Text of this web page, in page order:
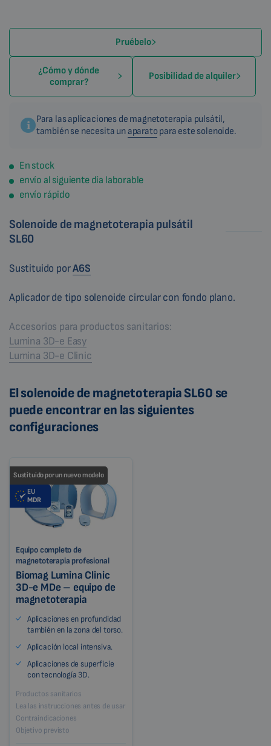
Pruébelo
¿Cómo y dónde
comprar?
Posibilidad de alquiler
Para las aplicaciones de magnetoterapia pulsátil,
también se necesita un aparato para este solenoide.
En stock
envío al siguiente día laborable
envío rápido
Solenoide de magnetoterapia pulsátil
SL60
Sustituido porA6S
Aplicador de tipo solenoide circular con fondo plano.
Accesorios para productos sanitarios:
Lumina 3D-e Easy
Lumina 3D-e Clinic
El solenoide de magnetoterapia SL60 se
puede encontrar en las siguientes
configuraciones
Sustituido por un nuevo modelo
EU
MDR
Equipo completo de
magnetoterapia profesional
Biomag Lumina Clinic
3D-e MDe – equipo de
magnetoterapia
Aplicaciones en profundidad
también en la zona del torso.
Aplicación local intensiva.
Aplicaciones de superficie
con tecnología 3D.
Productos sanitarios
Lea las instrucciones antes de usar
Contraindicaciones
Objetivo previsto